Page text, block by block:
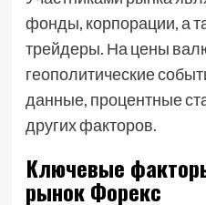
фонды, корпорации, а
трейдеры. На цены
геополитические
данные, процентные
других факторов.
Ключевые
рынок Форекс